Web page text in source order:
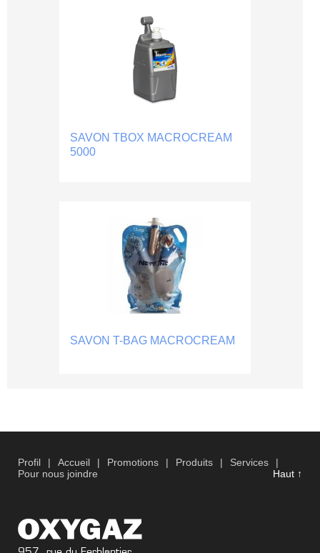
SAVON TBOX MACROCREAM
5000
SAVON T-BAG MACROCREAM
Profil | Accueil | Promotions | Produits | Services
|
Pour nous joindre
Haut ↑